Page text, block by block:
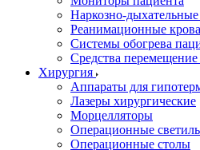
Наркозно-
Реанимационные
Системы обогрева
Средства перемещение
Хирургия
Аппараты для
Лазеры хирургические
Морцелляторы
Операционные
Операционные столы